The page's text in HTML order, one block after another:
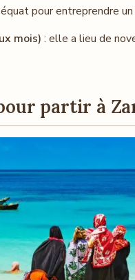
pour entreprendre
mois) : elle a lieu de
partir à